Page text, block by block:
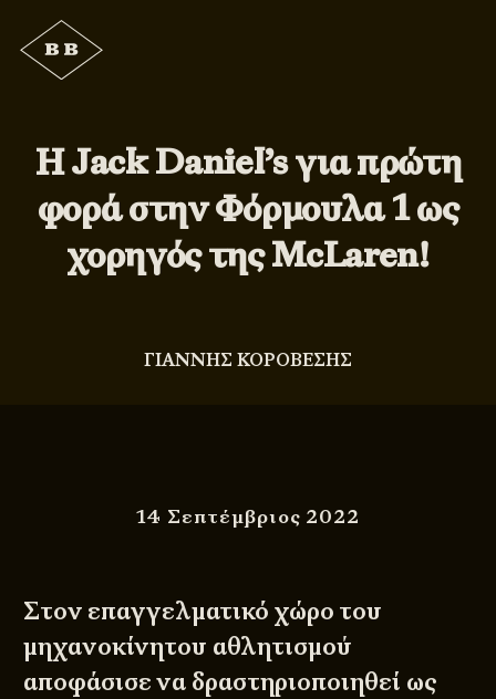
Η Jack Daniel’s για πρώτη
φορά στην Φόρμουλα 1 ως
χορηγός της McLaren!
ΓΙΑΝΝΗΣ ΚΟΡΟΒΕΣΗΣ
14 Σεπτέμβριος 2022
Στον επαγγελματικό χώρο του
μηχανοκίνητου αθλητισμού
αποφάσισε να δραστηριοποιηθεί ως